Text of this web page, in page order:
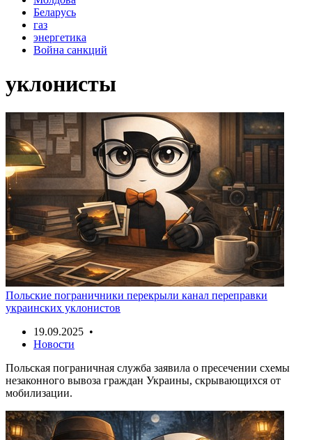
Беларусь
газ
энергетика
Война санкций
уклонисты
Польские пограничники перекрыли канал переправки
украинских уклонистов
19.09.2025 •
Новости
Польская пограничная служба заявила о пресечении схемы
незаконного вывоза граждан Украины, скрывающихся от
мобилизации.